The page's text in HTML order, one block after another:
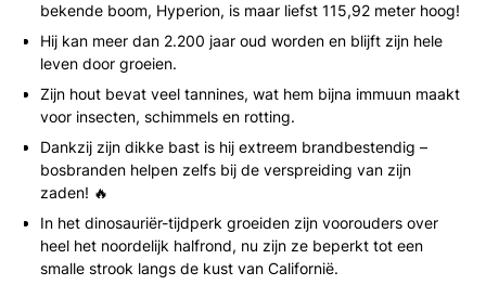
bekende boom, Hyperion, is maar liefst 115,92 meter hoog!
Hij kan meer dan 2.200 jaar oud worden en blijft zijn hele
leven door groeien.
Zijn hout bevat veel tannines, wat hem bijna immuun maakt
voor insecten, schimmels en rotting.
Dankzij zijn dikke bast is hij extreem brandbestendig –
bosbranden helpen zelfs bij de verspreiding van zijn
zaden! 🔥
In het dinosauriër-tijdperk groeiden zijn voorouders over
heel het noordelijk halfrond, nu zijn ze beperkt tot een
smalle strook langs de kust van Californië.